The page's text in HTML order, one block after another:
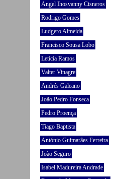
Angel Ihosvanny Cisneros
Rodrigo Gomes
Ludgero Almeida
Francisco Sousa Lobo
Letícia Ramos
Valter Vinagre
Andrés Galeano
João Pedro Fonseca
Pedro Proença
Tiago Baptista
António Guimarães Ferreira
João Seguro
Isabel Madureira Andrade